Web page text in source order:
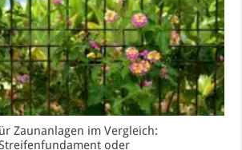
Zaunanlagen im Vergleich:
oder